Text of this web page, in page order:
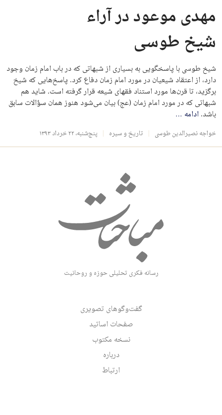
مهدی موعود در آراء
شیخ طوسی
شیخ طوسی با پاسخگویی به بسیاری از شبهاتی که در باب امام زمان وجود
دارد، از اعتقاد شیعیان در مورد امام زمان دفاع کرد. پاسخ‌هایی که شیخ
برگزید، تا قرن‌ها مورد استناد فقهای شیعه قرار گرفته است. شاید هم
شبهاتی که در مورد امام زمان (عج) بیان می‌شود هنوز همان سؤالات سابق
باشد.ادامه …
خواجه نصیرالدین طوسی تاریخ و سیره پنج‌شنبه، ۲۲ خرداد ۱۳۹۳
رسانه فکری تحلیلی حوزه و روحانیت
گفت‌وگوهای تصویری
صفحات اساتید
نسخه مکتوب
درباره
ارتباط